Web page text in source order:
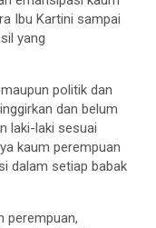
Ibu Kartini sampai
yang
politik dan
dan belum
laki-laki sesuai
kaum perempuan
dalam setiap babak
perempuan,